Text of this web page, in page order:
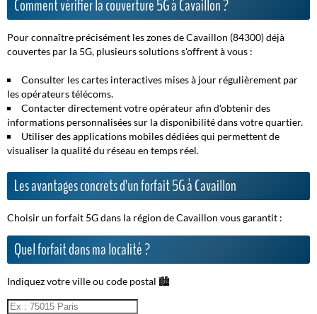
Comment vérifier la couverture 5G à Cavaillon ?
Pour connaître précisément les zones de Cavaillon (84300) déjà
couvertes par la 5G, plusieurs solutions s'offrent à vous :
Consulter les cartes interactives mises à jour régulièrement par
les opérateurs télécoms.
Contacter directement votre opérateur afin d'obtenir des
informations personnalisées sur la disponibilité dans votre quartier.
Utiliser des applications mobiles dédiées qui permettent de
visualiser la qualité du réseau en temps réel.
Les avantages concrets d'un forfait 5G à Cavaillon
Choisir un forfait 5G dans la région de Cavaillon vous garantit :
Quel forfait dans ma localité ?
Indiquez votre ville ou code postal 🏙️